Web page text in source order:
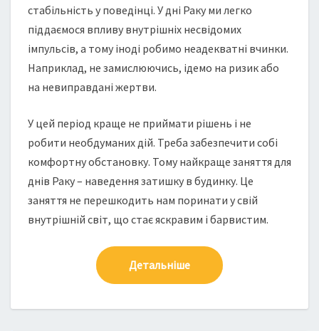
стабільність у поведінці. У дні Раку ми легко
піддаємося впливу внутрішніх несвідомих
імпульсів, а тому іноді робимо неадекватні вчинки.
Наприклад, не замислюючись, ідемо на ризик або
на невиправдані жертви.
У цей період краще не приймати рішень і не
робити необдуманих дій. Треба забезпечити собі
комфортну обстановку. Тому найкраще заняття для
днів Раку – наведення затишку в будинку. Це
заняття не перешкодить нам поринати у свій
внутрішній світ, що стає яскравим і барвистим.
Детальніше